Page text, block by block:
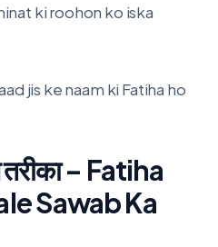
ki roohon ko iska
jis ke naam ki Fatiha ho
तरीका – Fatiha
Sawab Ka